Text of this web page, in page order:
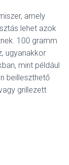
amely
lehet azok
100 gramm
ugyanakkor
mint például
beilleszthető
grillezett